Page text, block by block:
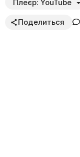
Плеєр: YouTube
Поделиться